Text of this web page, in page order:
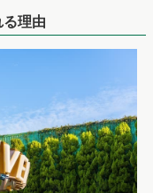
理由